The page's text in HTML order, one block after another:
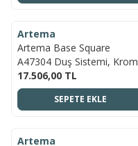
YENI
ÜCRETSIZ KARGO
Artema
Artema Base Square
A47304 Duş Sistemi, Krom
17.506,00 TL
SEPETE EKLE
YENI
ÜCRETSIZ KARGO
Artema